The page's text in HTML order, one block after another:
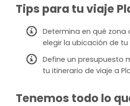
Tips para tu viaje
Determina en qué zona
elegir la ubicación de tu
Define un presupuesto
tu itinerario de viaje a
Tenemos todo lo